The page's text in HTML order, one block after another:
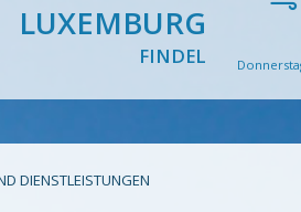
LUXEMBURG
FINDEL
DIENSTLEISTUNGEN